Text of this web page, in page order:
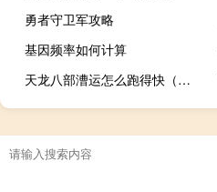
勇者守卫军攻略
基因频率如何计算
天龙八部漕运怎么跑得快（天龙八部漕运怎么跑）